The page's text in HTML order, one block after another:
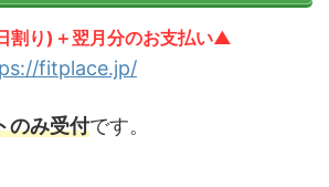
割り)＋翌月分のお支払い▲
fitplace.jp/
のみ受付です。